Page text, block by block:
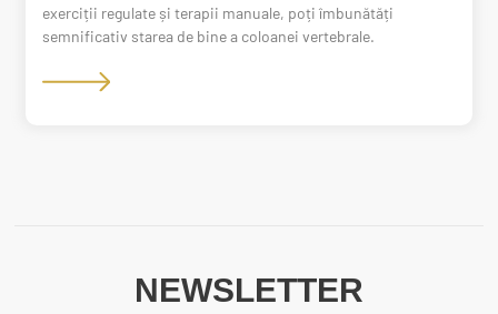
exerciții regulate și terapii manuale, poți îmbunătăți
semnificativ starea de bine a coloanei vertebrale.
NEWSLETTER